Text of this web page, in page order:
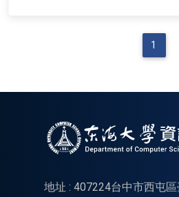
1
地址 : 407224台中市西屯